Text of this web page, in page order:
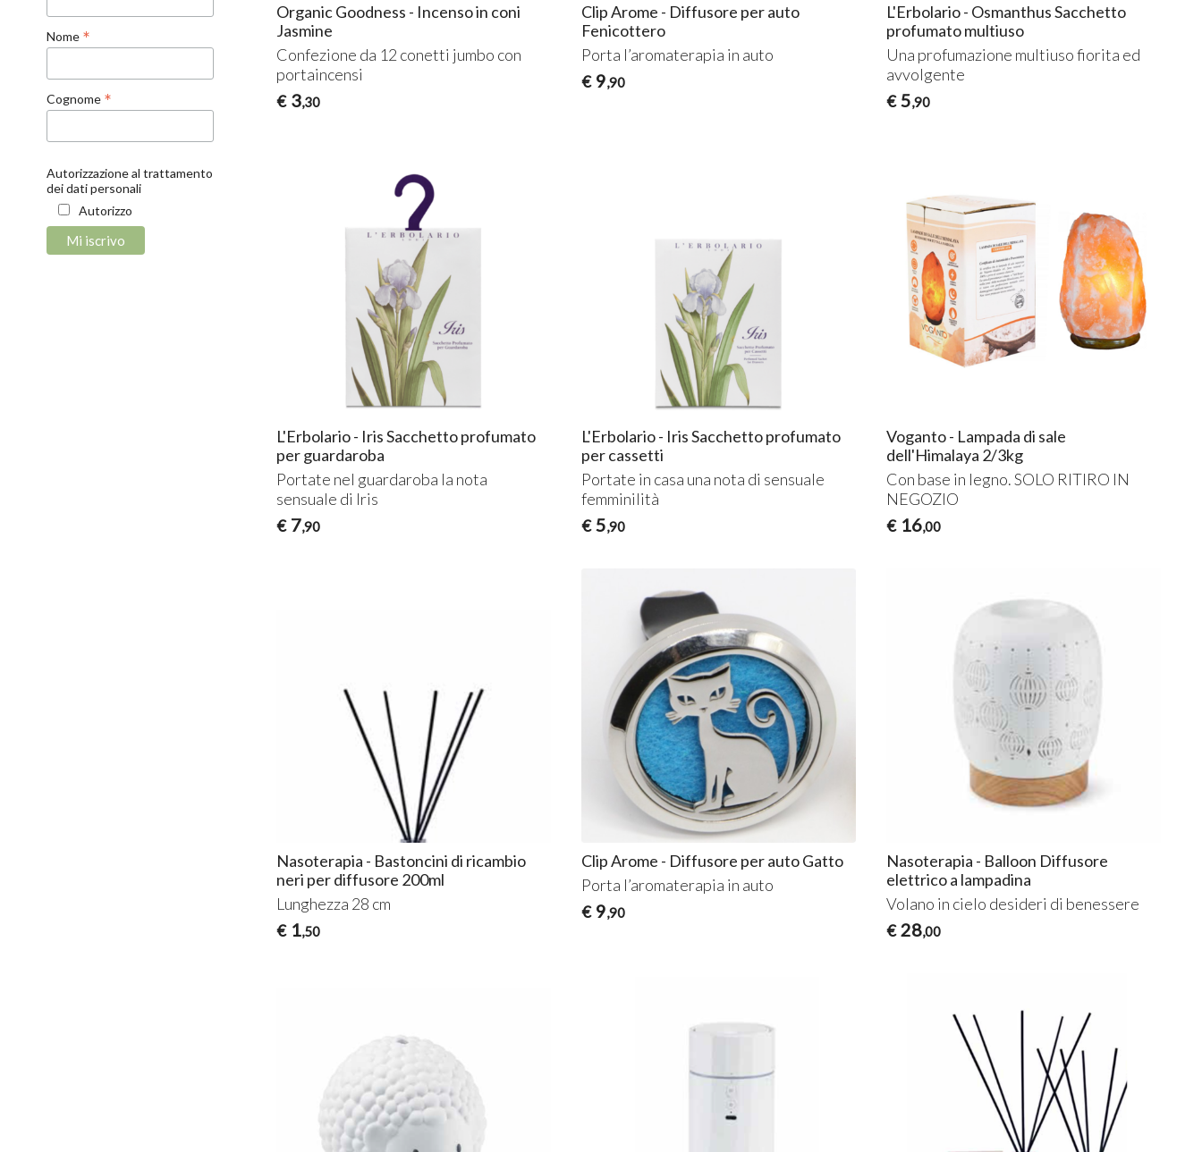
Organic Goodness - Incenso in coni
Jasmine
Confezione da 12 conetti jumbo con
portaincensi
€ 3,30
Clip Arome - Diffusore per auto
Fenicottero
Porta l’aromaterapia in auto
€ 9,90
L'Erbolario - Osmanthus Sacchetto
profumato multiuso
Una profumazione multiuso fiorita ed
avvolgente
€ 5,90
L'Erbolario - Iris Sacchetto profumato
per guardaroba
Portate nel guardaroba la nota
sensuale di Iris
€ 7,90
L'Erbolario - Iris Sacchetto profumato
per cassetti
Portate in casa una nota di sensuale
femminilità
€ 5,90
Voganto - Lampada di sale
dell'Himalaya 2/3kg
Con base in legno.SOLO RITIRO IN
NEGOZIO
€ 16,00
Nasoterapia - Bastoncini di ricambio
neri per diffusore 200ml
Lunghezza 28 cm
€ 1,50
Clip Arome - Diffusore per auto Gatto
Porta l’aromaterapia in auto
€ 9,90
Nasoterapia - Balloon Diffusore
elettrico a lampadina
Volano in cielo desideri di benessere
€ 28,00
Nome *
Cognome *
Autorizzazione al trattamento
dei dati personali
Autorizzo